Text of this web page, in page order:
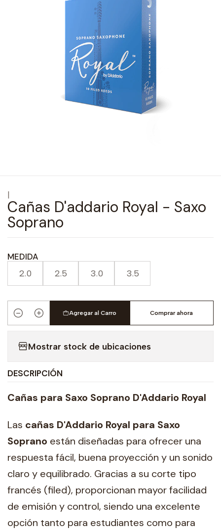
|
Cañas D'addario Royal - Saxo
Soprano
MEDIDA
2.0
2.5 3.0 3.5
Cantidad
Agregar al Carro Comprar ahora
Mostrar stock de ubicaciones
DESCRIPCIÓN
Cañas para Saxo Soprano D'Addario Royal
Las cañas D'Addario Royal para Saxo
Soprano están diseñadas para ofrecer una
respuesta fácil, buena proyección y un sonido
claro y equilibrado. Gracias a su corte tipo
francés (filed), proporcionan mayor facilidad
de emisión y control, siendo una excelente
opción tanto para estudiantes como para